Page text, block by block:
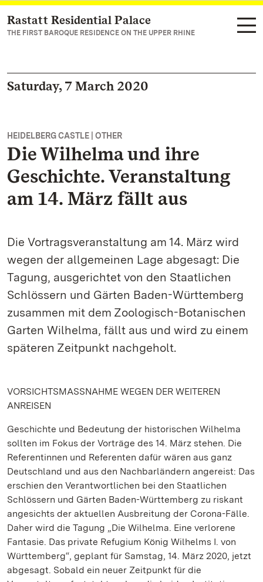
Navigate to main page
Rastatt Residential Palace
THE FIRST BAROQUE RESIDENCE ON THE UPPER RHINE
Saturday, 7 March 2020
HEIDELBERG CASTLE | OTHER
Die Wilhelma und ihre
Geschichte. Veranstaltung
am 14. März fällt aus
Die Vortragsveranstaltung am 14. März wird
wegen der allgemeinen Lage abgesagt: Die
Tagung, ausgerichtet von den Staatlichen
Schlössern und Gärten Baden-Württemberg
zusammen mit dem Zoologisch-Botanischen
Garten Wilhelma, fällt aus und wird zu einem
späteren Zeitpunkt nachgeholt.
VORSICHTSMASSNAHME WEGEN DER WEITEREN
ANREISEN
Geschichte und Bedeutung der historischen Wilhelma
sollten im Fokus der Vorträge des 14. März stehen. Die
Referentinnen und Referenten dafür wären aus ganz
Deutschland und aus den Nachbarländern angereist: Das
erschien den Verantwortlichen bei den Staatlichen
Schlössern und Gärten Baden-Württemberg zu riskant
angesichts der aktuellen Ausbreitung der Corona-Fälle.
Daher wird die Tagung „Die Wilhelma. Eine verlorene
Fantasie. Das private Refugium König Wilhelms I. von
Württemberg“, geplant für Samstag, 14. März 2020, jetzt
abgesagt. Sobald ein neuer Zeitpunkt für die